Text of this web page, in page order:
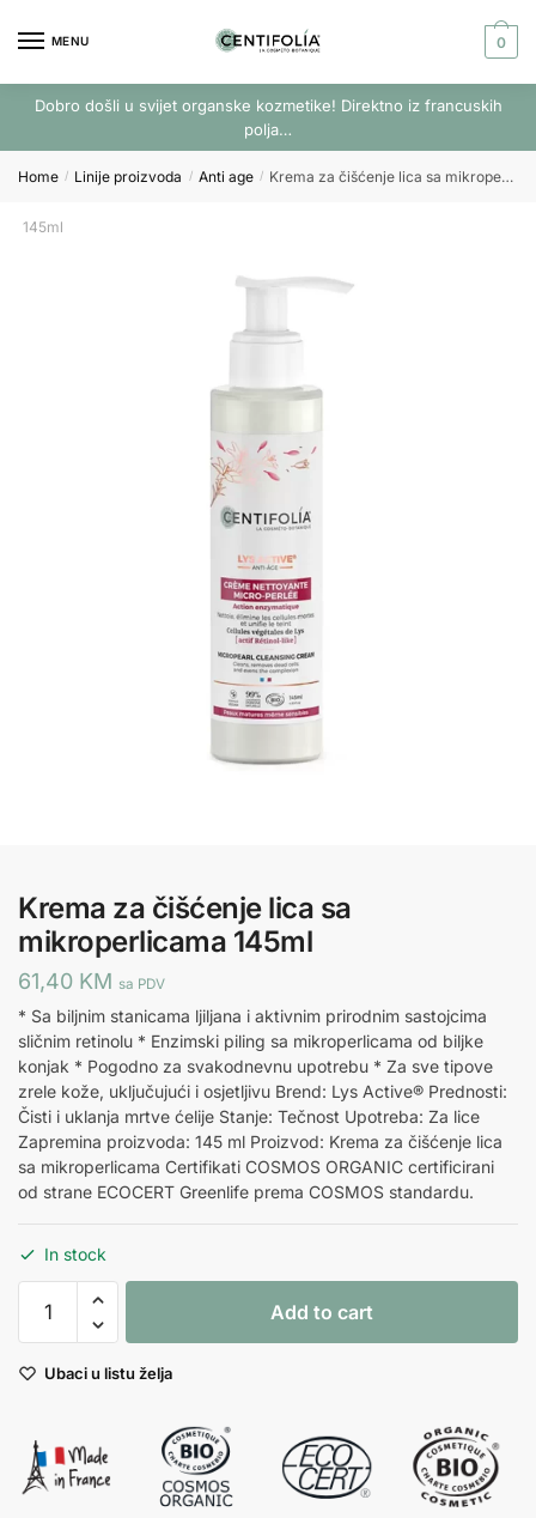
MENU 0
Dobro došli u svijet organske kozmetike! Direktno iz francuskih
polja…
Home / Linije proizvoda / Anti age / Krema za čišćenje lica sa mikroperlicama 145ml
145ml
Krema za čišćenje lica sa
mikroperlicama 145ml
61,40 KM sa PDV
* Sa biljnim stanicama ljiljana i aktivnim prirodnim sastojcima
sličnim retinolu * Enzimski piling sa mikroperlicama od biljke
konjak * Pogodno za svakodnevnu upotrebu * Za sve tipove
zrele kože, uključujući i osjetljivu Brend: Lys Active® Prednosti:
Čisti i uklanja mrtve ćelije Stanje: Tečnost Upotreba: Za lice
Zapremina proizvoda: 145 ml Proizvod: Krema za čišćenje lica
sa mikroperlicama Certifikati COSMOS ORGANIC certificirani
od strane ECOCERT Greenlife prema COSMOS standardu.
In stock
lica
mikroperlicama
145ml
quantity
Add to cart
Ubaci u listu želja